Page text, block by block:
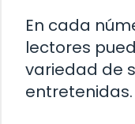
En cada
lectores
variedad de
entretenidas.